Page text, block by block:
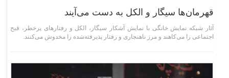
قهرمان‌ها سیگار و الکل به دست می‌آیند
آثار شبکه نمایش خانگی با نمایش آشکار سیگار، الکل و رفتار‌های پرخطر، قبح
اجتماعی را می‌کاهند و مرز ناهنجاری و رفتار پذیرفته‌شده را مخدوش می‌کنند.